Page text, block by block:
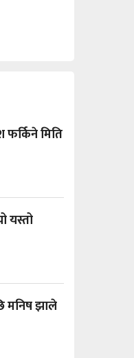
मिति
यस्तो
मनिष झाले